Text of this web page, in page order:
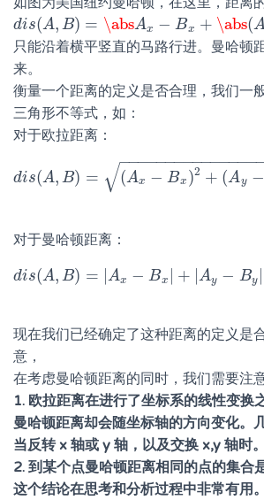
dis(A, B) = \absAx − Bx + \abs(
dis(A,B )=\abs Ax−Bx+ \abs( Ay −By)
只能沿着横平竖直的马路行进。曼哈顿
来。
衡量一个距离的定义是否合理，我们一
三角形不等式，如：
对于欧拉距离：
dis(A, B) = (Ax − Bx )2 + (A y −
−−−−−−−−−−−−−−−
√
d s (A,B)=(Ax−Bx )2+(Ay−B
对于曼哈顿距离：
dis(A, B) = Ax − Bx + |Ay − By
dis A,B )=| Ax− Bx +|A y− By|
现在我们已经确定了这种距离的定义是
意，
在考虑曼哈顿距离的同时，我们需要注
1. 欧拉距离在进行了坐标系的线性变换
曼哈顿距离却会随坐标轴的方向变化。
当反转 x 轴或 y 轴，以及交换 x,y 轴时。
2. 到某个点曼哈顿距离相同的点的集合
这个结论在思考和分析过程中非常有用。